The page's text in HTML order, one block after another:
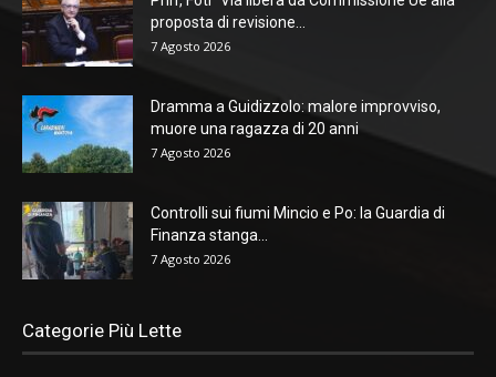
proposta di revisione...
7 Agosto 2026
Dramma a Guidizzolo: malore improvviso,
muore una ragazza di 20 anni
7 Agosto 2026
Controlli sui fiumi Mincio e Po: la Guardia di
Finanza stanga...
7 Agosto 2026
Categorie Più Lette